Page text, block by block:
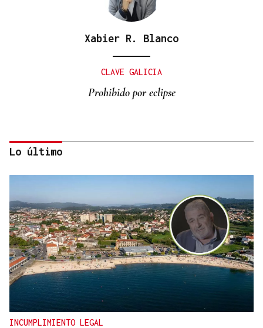
Xabier R. Blanco
CLAVE GALICIA
Prohibido por eclipse
O AFIADOR
Un día haberá autobuses
Lo último
INCUMPLIMIENTO LEGAL